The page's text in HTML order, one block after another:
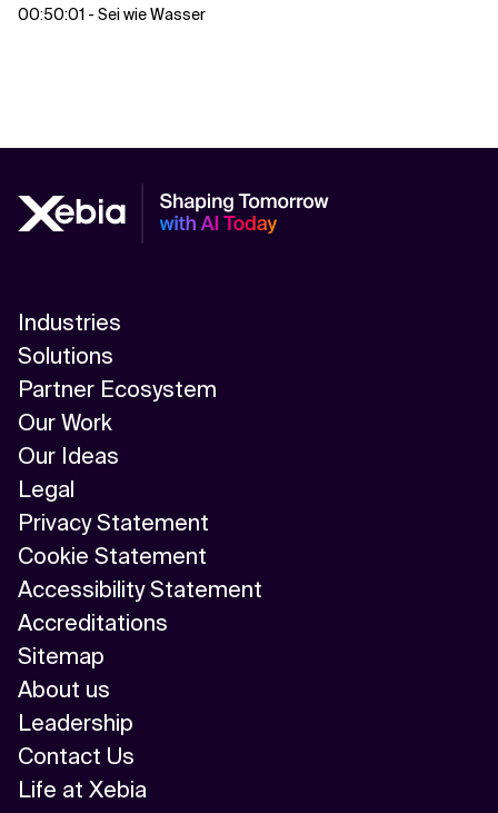
00:50:01 - Sei wie Wasser
Industries
Solutions
Partner Ecosystem
Our Work
Our Ideas
Legal
Privacy Statement
Cookie Statement
Accessibility Statement
Accreditations
Sitemap
About us
Leadership
Contact Us
Life at Xebia